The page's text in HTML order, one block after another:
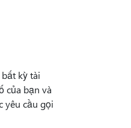
kỳ tài
của bạn và
yêu cầu gọi